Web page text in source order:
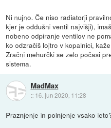
Ni nujno. Če niso radiatorji
kjer je oddušni ventil najvišji),
nobeno odpiranje ventilov ne
ko odzračiš lojtro v kopalnici,
Zračni mehurčki se zelo počasi
sistema.
MadMax
:: 16. jun 2020, 11:28
Praznjenje in polnjenje vsako